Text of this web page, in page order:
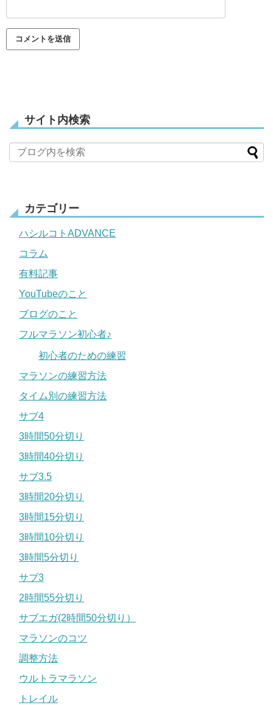
サイト内検索
カテゴリー
ハシルコトADVANCE
コラム
有料記事
YouTubeのこと
ブログのこと
フルマラソン初心者♪
初心者のための練習
マラソンの練習方法
タイム別の練習方法
サブ4
3時間50分切り
3時間40分切り
サブ3.5
3時間20分切り
3時間15分切り
3時間10分切り
3時間5分切り
サブ3
2時間55分切り
サブエガ(2時間50分切り）
マラソンのコツ
調整方法
ウルトラマラソン
トレイル